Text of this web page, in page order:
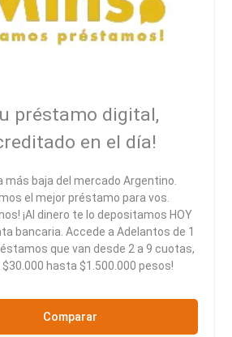
préstamo digital,
en el día!
más baja del mercado Argentino.
el mejor préstamo para vos.
¡Al dinero te lo depositamos HOY
bancaria. Accede a Adelantos de 1
que van desde 2 a 9 cuotas,
$30.000 hasta $1.500.000 pesos!
Comparar